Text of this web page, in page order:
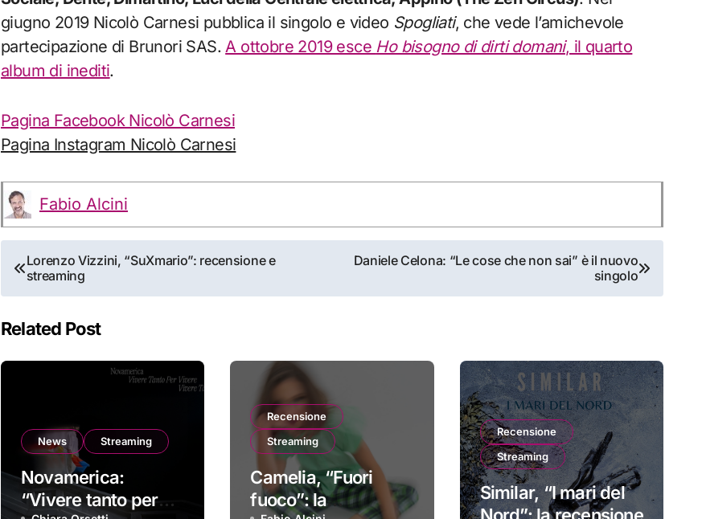
giugno 2019 Nicolò Carnesi pubblica il singolo e video Spogliati, che vede l’amichevole
partecipazione di Brunori SAS. A ottobre 2019 esce Ho bisogno di dirti domani, il quarto
album di inediti.
Pagina Facebook Nicolò Carnesi
Pagina Instagram Nicolò Carnesi
Fabio Alcini
Navigazione
articoli
Lorenzo Vizzini, “SuXmario”: recensione e
streaming
Daniele Celona: “Le cose che non sai” è il nuovo
singolo
Related Post
News Streaming
Novamerica:
“Vivere tanto per
Recensione
Streaming
Camelia, “Fuori
fuoco”: la
Recensione
Streaming
Similar, “I mari del
Nord”: la recensione